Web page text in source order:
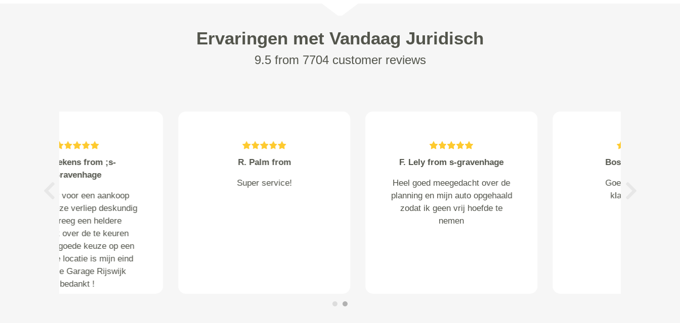
Ervaringen met Vandaag Juridisch
9.5 from 7704 customer reviews
F. Lely from s-gravenhage
Heel goed meegedacht over de
planning en mijn auto opgehaald
zodat ik geen vrij hoefde te
l.takens from Amstelveen
Nog iets te vroeg om te juichen!!
Eerst kijken of alles werkt zoals
het zou moeten werken!
Previous